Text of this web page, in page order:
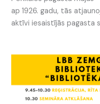
ap 1926. gadu, tās
aktīvi iesaistījās pagasta